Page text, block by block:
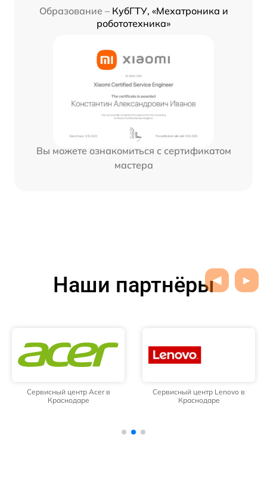
Образование – КубГТУ, «Мехатроника и
робототехника»
Вы можете ознакомиться с сертификатом
мастера
Наши партнёры
Сервисный центр Acer в
Краснодаре
Сервисный центр Lenovo в
Краснодаре